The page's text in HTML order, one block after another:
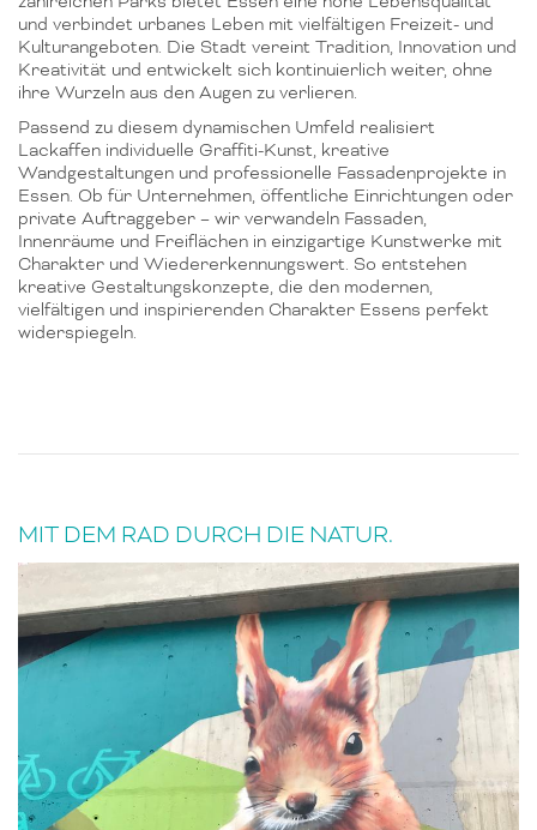
und verbindet urbanes Leben mit vielfältigen Freizeit- und
Kulturangeboten. Die Stadt vereint Tradition, Innovation und
Kreativität und entwickelt sich kontinuierlich weiter, ohne
ihre Wurzeln aus den Augen zu verlieren.
Passend zu diesem dynamischen Umfeld realisiert
Lackaffen individuelle Graffiti-Kunst, kreative
Wandgestaltungen und professionelle Fassadenprojekte in
Essen. Ob für Unternehmen, öffentliche Einrichtungen oder
private Auftraggeber – wir verwandeln Fassaden,
Innenräume und Freiflächen in einzigartige Kunstwerke mit
Charakter und Wiedererkennungswert. So entstehen
kreative Gestaltungskonzepte, die den modernen,
vielfältigen und inspirierenden Charakter Essens perfekt
widerspiegeln.
MIT DEM RAD DURCH DIE NATUR.